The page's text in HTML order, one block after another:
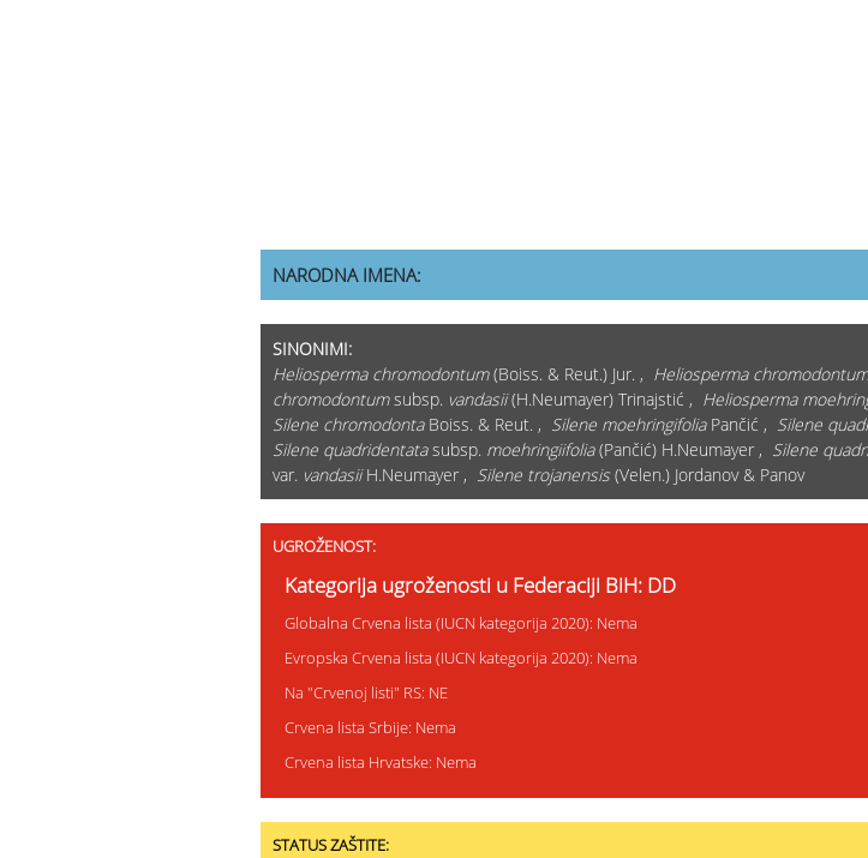
NARODNA IMENA:
SINONIMI:
Heliosperma chromodontum(Boiss. & Reut.) Jur. , Heliosperma
chromodontumsubsp. vandasii(H.Neumayer) Trinajstić , Heliosperma
Silene chromodonta Boiss. & Reut. , Silene moehringifolia Pančić , Silene
Silene quadridentatasubsp. moehringiifolia(Pančić) H.Neumayer , Silene
var. vandasiiH.Neumayer , Silene trojanensis (Velen.) Jordanov & Panov
UGROŽENOST:
Kategorija ugroženosti u Federaciji BiH: DD
Globalna Crvena lista (IUCN kategorija 2020): Nema
Evropska Crvena lista (IUCN kategorija 2020): Nema
Na "Crvenoj listi" RS: NE
Crvena lista Srbije: Nema
Crvena lista Hrvatske: Nema
STATUS ZAŠTITE: